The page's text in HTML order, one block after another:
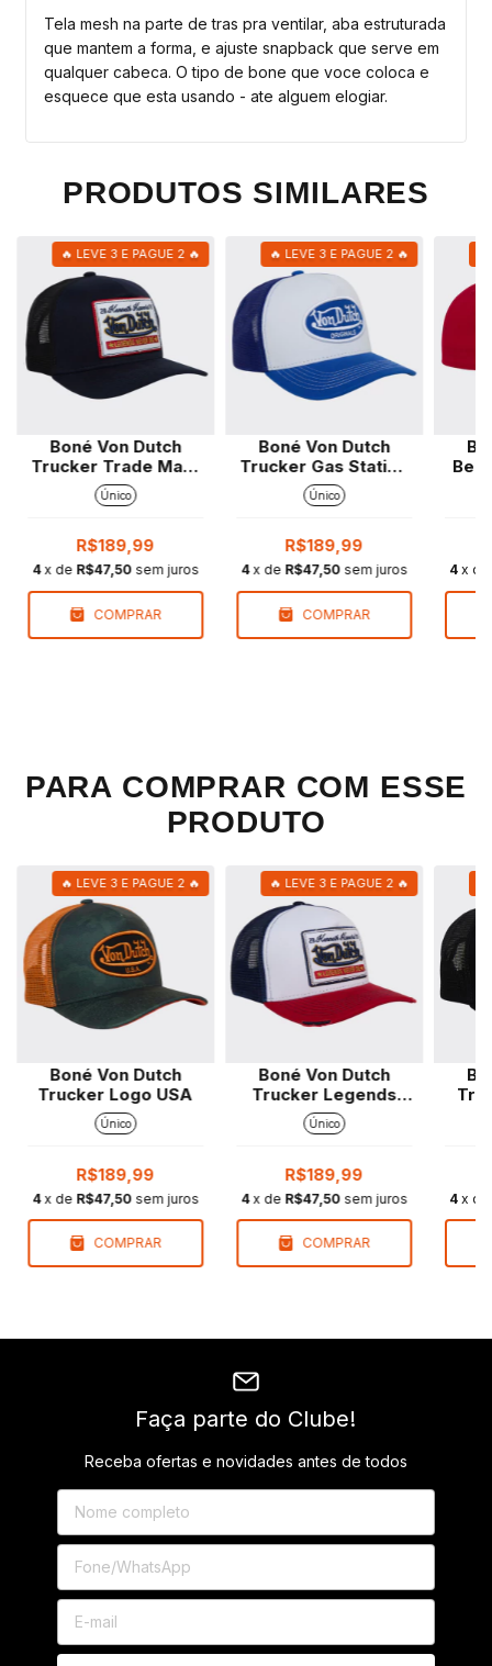
Tela mesh na parte de tras pra ventilar, aba estruturada
que mantem a forma, e ajuste snapback que serve em
qualquer cabeca. O tipo de bone que voce coloca e
esquece que esta usando - ate alguem elogiar.
PRODUTOS SIMILARES
🔥 LEVE 3 E PAGUE 2 🔥
Boné Von Dutch
Trucker Trade Mark
29
Único
R$189,99
4 x de R$47,50 sem juros
COMPRAR
🔥 LEVE 3 E PAGUE 2 🔥
Boné Von Dutch
Trucker Gas Station
Marinho
Único
R$189,99
4 x de R$47,50 sem juros
COMPRAR
4 x
PARA COMPRAR COM ESSE
PRODUTO
🔥 LEVE 3 E PAGUE 2 🔥
Boné Von Dutch
Trucker Logo USA
Único
R$189,99
4 x de R$47,50 sem juros
COMPRAR
🔥 LEVE 3 E PAGUE 2 🔥
Boné Von Dutch
Trucker Legends
Never Die
Único
R$189,99
4 x de R$47,50 sem juros
COMPRAR
4 x
Faça parte do Clube!
Receba ofertas e novidades antes de todos